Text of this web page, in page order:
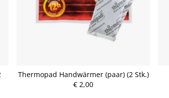
Thermopad Handwärmer (paar) (2 Stk.)
€ 2,00P